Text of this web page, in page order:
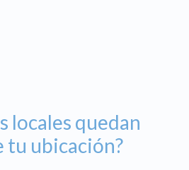
locales quedan
tu ubicación?